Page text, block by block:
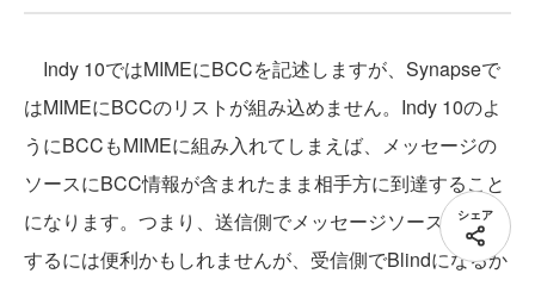
Indy 10ではMIMEにBCCを記述しますが、Synapseで
はMIMEにBCCのリストが組み込めません。Indy 10のよ
うにBCCもMIMEに組み入れてしまえば、メッセージの
ソースにBCC情報が含まれたまま相手方に到達すること
になります。つまり、送信側でメッセージソースを管理
するには便利かもしれませんが、受信側でBlindになるか
シェア